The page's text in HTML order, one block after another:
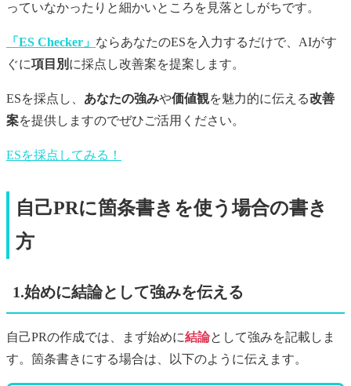
っていなかったりと細かいところを見落としがちです。
「ES Checker」 ならあなたのESを入力するだけで、AIがす
ぐに項目別 に採点し改善案を提案します。
ESを採点し、 あなたの強みや価値観を魅力的に伝える改善
案を提供しますのでぜひご活用ください。
ESを採点してみる！
自己PRに箇条書きを使う場合の書き
方
1.始めに結論として強みを伝える
自己PRの作成では、まず始めに結論として強みを記載しま
す。箇条書きにする場合は、以下のように伝えます。